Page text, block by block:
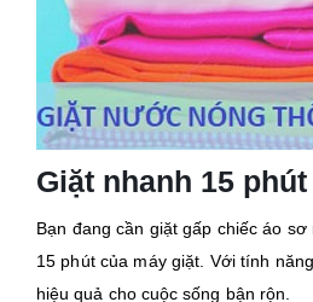
Giặt nhanh 15
Bạn đang cần giặt gấp chiếc áo
15 phút của máy giặt. Với tính
hiệu quả cho cuộc sống bận rộn.